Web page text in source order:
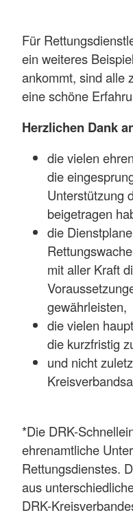
Für
ein weiteres
ankommt, sind alle
eine schöne
Herzlichen Dank
die vielen
die
Unterstützung
beigetragen
die
mit aller Kraft
gewährleisten,
die vielen
die kurzfristig
und nicht
*Die DRK-
ehrenamtliche
Rettungsdienstes.
aus
DRK-